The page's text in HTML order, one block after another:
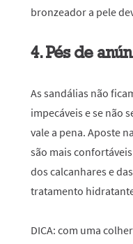
bronzeador a pele
4. Pés de
As sandálias não
impecáveis e se não
vale a pena. Aposte
são mais
dos calcanhares e
tratamento
DICA: com uma